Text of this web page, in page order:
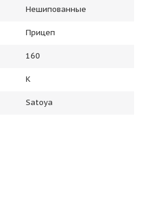
Нешипованные
Прицеп
160
K
Satoya